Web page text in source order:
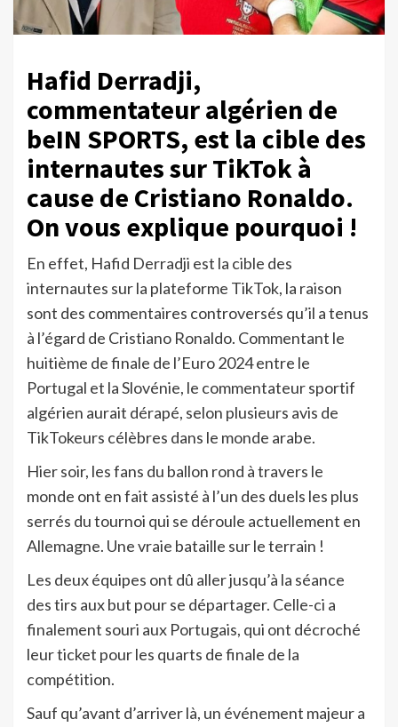
Hafid Derradji,
commentateur algérien de
beIN SPORTS, est la cible des
internautes sur TikTok à
cause de Cristiano Ronaldo.
On vous explique pourquoi !
En effet, Hafid Derradji est la cible des
internautes sur la plateforme TikTok, la raison
sont des commentaires controversés qu’il a tenus
à l’égard de Cristiano Ronaldo. Commentant le
huitième de finale de l’Euro 2024 entre le
Portugal et la Slovénie, le commentateur sportif
algérien aurait dérapé, selon plusieurs avis de
TikTokeurs célèbres dans le monde arabe.
Hier soir, les fans du ballon rond à travers le
monde ont en fait assisté à l’un des duels les plus
serrés du tournoi qui se déroule actuellement en
Allemagne. Une vraie bataille sur le terrain !
Les deux équipes ont dû aller jusqu’à la séance
des tirs aux but pour se départager. Celle-ci a
finalement souri aux Portugais, qui ont décroché
leur ticket pour les quarts de finale de la
compétition.
Sauf qu’avant d’arriver là, un événement majeur a